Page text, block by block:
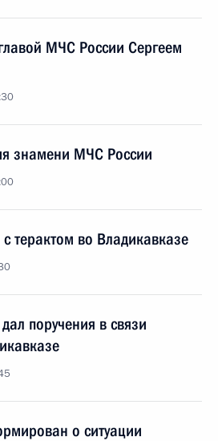
МЧС России Сергеем
знамени МЧС России
терактом во Владикавказе
поручения в связи
о ситуации